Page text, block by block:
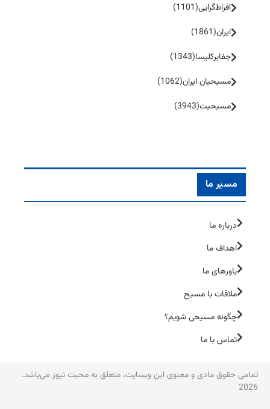
افراط‌گرایی(1101)
ایران(1861)
جفا‌بر‌کلیسا(1343)
مسیحیان ایران(1062)
مسیحیت(3943)
مسیر ما
درباره ما
اهداف ما
باورهای ما
ملاقات با مسیح
چگونه مسیحی شویم؟
تماس با ما
تمامی حقوق مادی و معنوی این وبسایت، متعلق به محبت نیوز می‌یاشد.
2026